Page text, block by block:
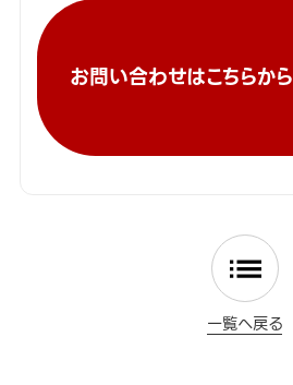
お問い合わせはこちらから
一覧へ戻る